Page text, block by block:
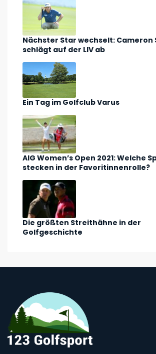
Nächster Star wechselt: Cameron
schlägt auf der LIV ab
Ein Tag im Golfclub Varus
AIG Women’s Open 2021: Welche
stecken in der Favoritinnenrolle?
Die größten Streithähne in der
Golfgeschichte